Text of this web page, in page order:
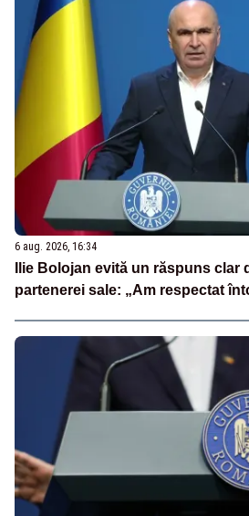
6 aug. 2026, 16:34
Ilie Bolojan evită un răspuns clar
partenerei sale: „Am respectat